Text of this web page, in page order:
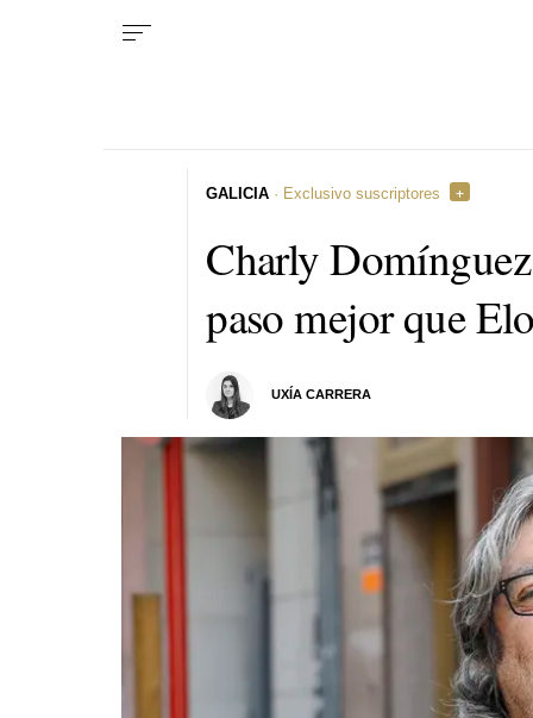
Charly
paso mejor que
UXÍA CARRERA
GALICIA · Exclusivo suscriptores